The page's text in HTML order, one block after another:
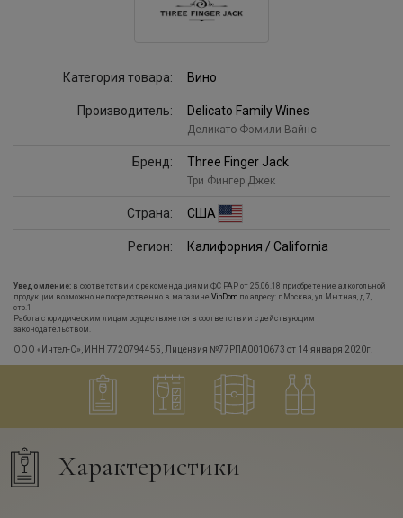
Категория товара: Вино
Производитель: Delicato Family Wines
Деликато Фэмили Вайнс
Бренд: Three Finger Jack
Три Фингер Джек
Страна: США
Регион: Калифорния / California
Уведомление: в соответствии с рекомендациями ФС РАР от 25.06.18 приобретение алкогольной
продукции возможно непосредственно в магазине VinDom по адресу: г.Москва, ул.Мытная, д.7,
стр.1
Работа с юридическим лицам осуществляется в соответствии с действующим
законодательством.
ООО «Интел-С», ИНН 7720794455, Лицензия №77РПА0010673 от 14 января 2020г.
Характеристики